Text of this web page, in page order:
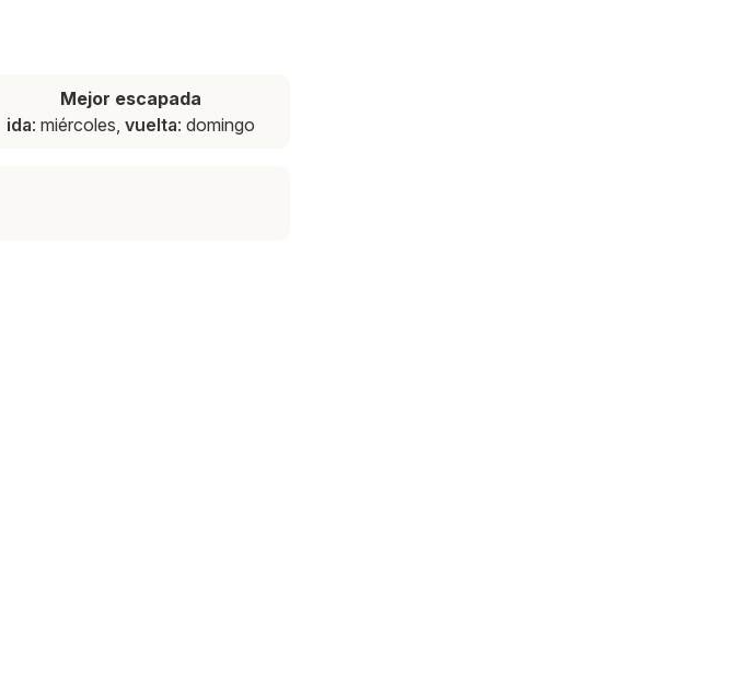
Mejor escapada
ida: miércoles, vuelta: domingo